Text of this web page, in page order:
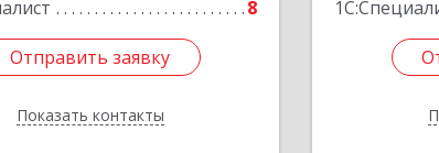
8
Отправить заявку
Показать контакты
Отправить заявку
Назад